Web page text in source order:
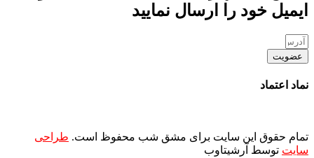
ایمیل خود را ارسال نمایید
عضویت
نماد اعتماد
تمام حقوق این سایت برای مشق شب محفوظ است. طراحی
سایت توسط آرشیتاوب